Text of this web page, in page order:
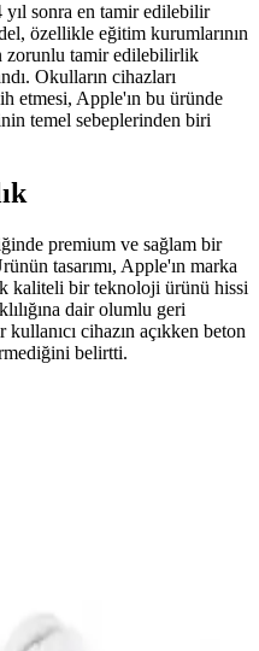
sonra en tamir edilebilir
özellikle eğitim kurumlarının
zorunlu tamir edilebilirlik
Okulların cihazları
etmesi, Apple'ın bu üründe
temel sebeplerinden biri
premium ve sağlam bir
tasarımı, Apple'ın marka
kaliteli bir teknoloji ürünü hissi
dair olumlu geri
cihazın açıkken beton
belirtti.